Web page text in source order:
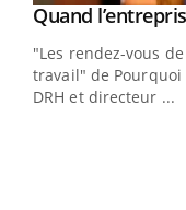
Youtube
Quand
"Les rendez-vous
travail" de Pourquoi
DRH et directeur ...